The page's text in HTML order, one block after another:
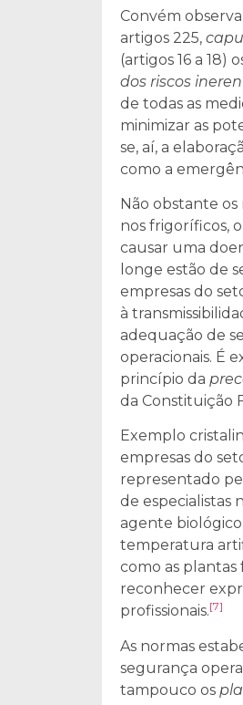
Convém
artigos 225,
(artigos 16 a 18)
dos riscos
de todas as
minimizar as
se, aí, a
como a
Não obstante os
nos frigoríficos,
causar uma
longe estão de
empresas do
à
adequação de
operacionais. É
princípio da
da Constituição
Exemplo
empresas do
representado
de especialistas
agente
temperatura
como as
reconhecer
profissionais.[7]
As normas
segurança
tampouco os